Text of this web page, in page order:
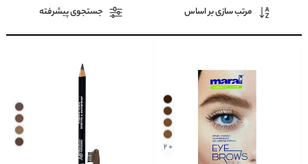
مرتب سازی بر اساس جستجوی پیشرفته
+ 2